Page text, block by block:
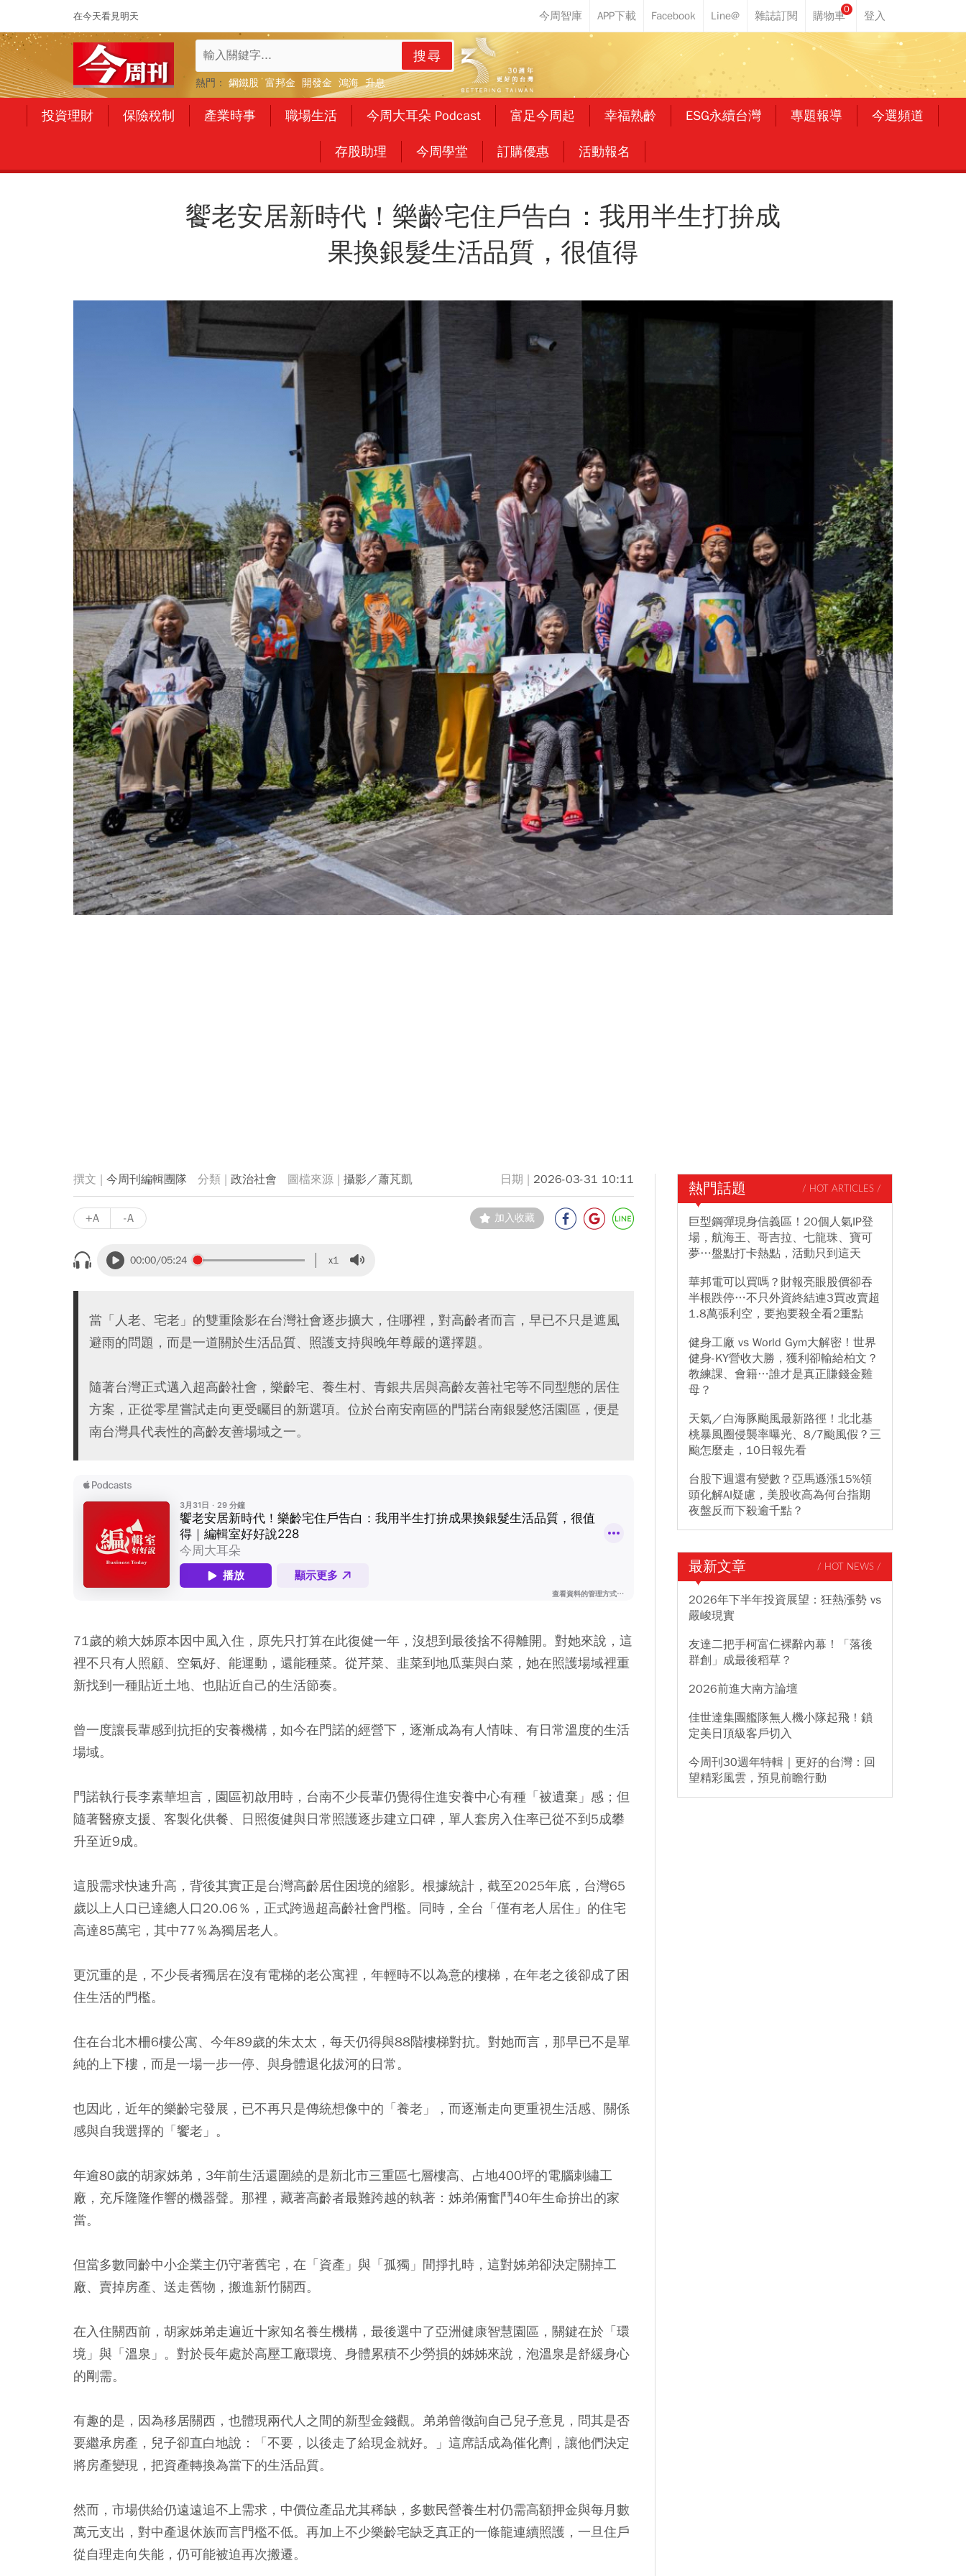
在今天看見明天
0
搜尋
熱門： 鋼鐵股 富邦金 開發金 鴻海 升息
投資理財 保險稅制 產業時事 職場生活 今周大耳朵 Podcast 富足今周起 幸福熟齡 ESG永續台灣 專題報導 今選頻道
存股助理 今周學堂 訂購優惠 活動報名
饗老安居新時代！樂齡宅住戶告白：我用半生打拚成
果換銀髮生活品質，很值得
今周刊編輯團隊 政治社會 攝影／蕭芃凱 2026-03-31 10:11
+A -A 加入收藏
00:00/05:24 x1
當「人老、宅老」的雙重陰影在台灣社會逐步擴大，住哪裡，對高齡者而言，早已不只是遮風
避雨的問題，而是一道關於生活品質、照護支持與晚年尊嚴的選擇題。
隨著台灣正式邁入超高齡社會，樂齡宅、養生村、青銀共居與高齡友善社宅等不同型態的居住
方案，正從零星嘗試走向更受矚目的新選項。位於台南安南區的門諾台南銀髮悠活園區，便是
南台灣具代表性的高齡友善場域之一。
71歲的賴大姊原本因中風入住，原先只打算在此復健一年，沒想到最後捨不得離開。對她來說，這
裡不只有人照顧、空氣好、能運動，還能種菜。從芹菜、韭菜到地瓜葉與白菜，她在照護場域裡重
新找到一種貼近土地、也貼近自己的生活節奏。
曾一度讓長輩感到抗拒的安養機構，如今在門諾的經營下，逐漸成為有人情味、有日常溫度的生活
場域。
門諾執行長李素華坦言，園區初啟用時，台南不少長輩仍覺得住進安養中心有種「被遺棄」感；但
隨著醫療支援、客製化供餐、日照復健與日常照護逐步建立口碑，單人套房入住率已從不到5成攀
升至近9成。
這股需求快速升高，背後其實正是台灣高齡居住困境的縮影。根據統計，截至2025年底，台灣65
歲以上人口已達總人口20.06％，正式跨過超高齡社會門檻。同時，全台「僅有老人居住」的住宅
高達85萬宅，其中77％為獨居老人。
更沉重的是，不少長者獨居在沒有電梯的老公寓裡，年輕時不以為意的樓梯，在年老之後卻成了困
住生活的門檻。
住在台北木柵6樓公寓、今年89歲的朱太太，每天仍得與88階樓梯對抗。對她而言，那早已不是單
純的上下樓，而是一場一步一停、與身體退化拔河的日常。
也因此，近年的樂齡宅發展，已不再只是傳統想像中的「養老」，而逐漸走向更重視生活感、關係
感與自我選擇的「饗老」。
年逾80歲的胡家姊弟，3年前生活還圍繞的是新北市三重區七層樓高、占地400坪的電腦刺繡工
廠，充斥隆隆作響的機器聲。那裡，藏著高齡者最難跨越的執著：姊弟倆奮鬥40年生命拚出的家
當。
但當多數同齡中小企業主仍守著舊宅，在「資產」與「孤獨」間掙扎時，這對姊弟卻決定關掉工
廠、賣掉房產、送走舊物，搬進新竹關西。
在入住關西前，胡家姊弟走遍近十家知名養生機構，最後選中了亞洲健康智慧園區，關鍵在於「環
境」與「溫泉」。對於長年處於高壓工廠環境、身體累積不少勞損的姊姊來說，泡溫泉是舒緩身心
的剛需。
有趣的是，因為移居關西，也體現兩代人之間的新型金錢觀。弟弟曾徵詢自己兒子意見，問其是否
要繼承房產，兒子卻直白地說：「不要，以後走了給現金就好。」這席話成為催化劑，讓他們決定
將房產變現，把資產轉換為當下的生活品質。
然而，市場供給仍遠遠追不上需求，中價位產品尤其稀缺，多數民營養生村仍需高額押金與每月數
萬元支出，對中產退休族而言門檻不低。再加上不少樂齡宅缺乏真正的一條龍連續照護，一旦住戶
從自理走向失能，仍可能被迫再次搬遷。
熱門話題 / HOT ARTICLES /
巨型鋼彈現身信義區！20個人氣IP登
場，航海王、哥吉拉、七龍珠、寶可
夢…盤點打卡熱點，活動只到這天
華邦電可以買嗎？財報亮眼股價卻吞
半根跌停…不只外資終結連3買改賣超
1.8萬張利空，要抱要殺全看2重點
健身工廠 vs World Gym大解密！世界
健身-KY營收大勝，獲利卻輸給柏文？
教練課、會籍…誰才是真正賺錢金雞
母？
天氣／白海豚颱風最新路徑！北北基
桃暴風圈侵襲率曝光、8/7颱風假？三
颱怎麼走，10日報先看
台股下週還有變數？亞馬遜漲15%領
頭化解AI疑慮，美股收高為何台指期
夜盤反而下殺逾千點？
最新文章 / HOT NEWS /
2026年下半年投資展望：狂熱漲勢 vs
嚴峻現實
友達二把手柯富仁裸辭內幕！「落後
群創」成最後稻草？
2026前進大南方論壇
佳世達集團艦隊無人機小隊起飛！鎖
定美日頂級客戶切入
今周刊30週年特輯｜更好的台灣：回
望精彩風雲，預見前瞻行動